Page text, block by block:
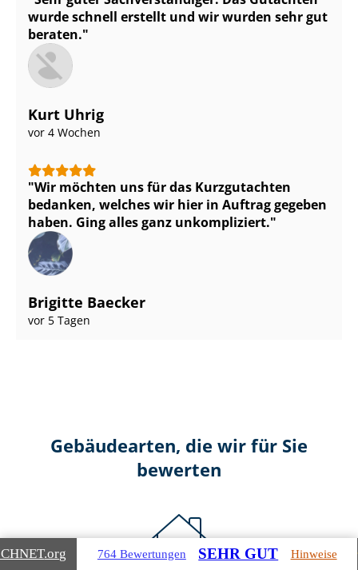
wurde schnell erstellt und wir wurden sehr gut
beraten.
Kurt Uhrig
vor 4 Wochen
Wir möchten uns für das Kurzgutachten
bedanken, welches wir hier in Auftrag gegeben
haben. Ging alles ganz unkompliziert.
Brigitte Baecker
vor 5 Tagen
Gebäudearten, die wir für Sie
bewerten
.org 764 Bewertungen SEHR GUT Hinweise